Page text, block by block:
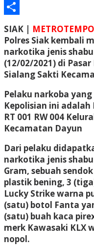
Email
Share
SIAK |
Polres Siak kembali
narkotika jenis
(12/02/2021) di
Sialang Sakti
Pelaku narkoba
Kepolisian ini adalah
RT 001 RW 004
Kecamatan Dayun
Dari pelaku
narkotika jenis
Gram, sebuah
plastik bening, 3
Lucky Strike warna
(satu) botol Fanta
(satu) buah kaca
merk Kawasaki KLX
nopol.